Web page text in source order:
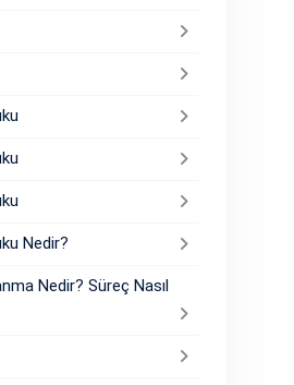
Nedir?
Nedir? Süreç Nasıl